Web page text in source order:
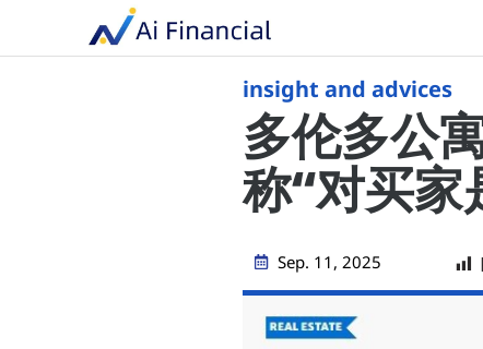
insight and advices
多伦多公
称“对买家
Sep. 11, 2025